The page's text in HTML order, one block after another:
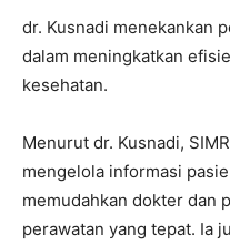
dr. Kusnadi menekankan
dalam meningkatkan
kesehatan.
Menurut dr. Kusnadi,
mengelola informasi
memudahkan dokter dan
perawatan yang tepat. Ia